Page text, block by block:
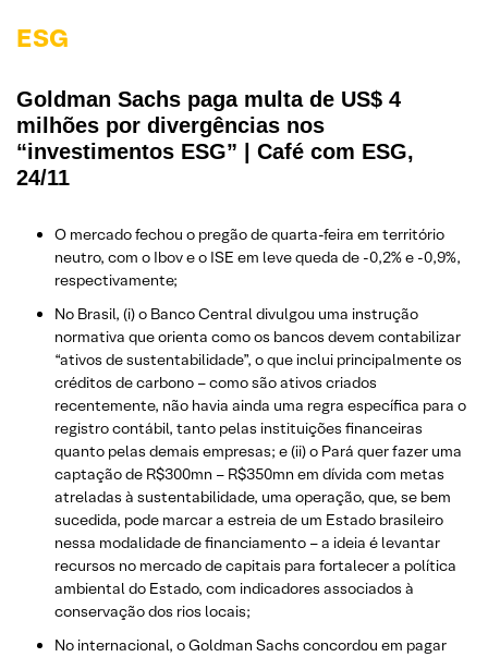
ESG
Goldman Sachs paga multa de US$ 4
milhões por divergências nos
“investimentos ESG” | Café com ESG,
24/11
O mercado fechou o pregão de quarta-feira em território
neutro, com o Ibov e o ISE em leve queda de -0,2% e -0,9%,
respectivamente;
No Brasil, (i) o Banco Central divulgou uma instrução
normativa que orienta como os bancos devem contabilizar
“ativos de sustentabilidade”, o que inclui principalmente os
créditos de carbono – como são ativos criados
recentemente, não havia ainda uma regra específica para o
registro contábil, tanto pelas instituições financeiras
quanto pelas demais empresas; e (ii) o Pará quer fazer uma
captação de R$300mn – R$350mn em dívida com metas
atreladas à sustentabilidade, uma operação, que, se bem
sucedida, pode marcar a estreia de um Estado brasileiro
nessa modalidade de financiamento – a ideia é levantar
recursos no mercado de capitais para fortalecer a política
ambiental do Estado, com indicadores associados à
conservação dos rios locais;
No internacional, o Goldman Sachs concordou em pagar